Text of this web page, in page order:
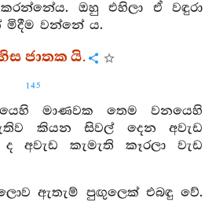
ඔහු එහිලා ඒ වඳුරා
මිදීම වන්නේ ය.
ජාතක යි.
145
මාණවක තෙම වනයෙහි
කියන සිවල් දෙන අවැඩ
අවැඩ කැමැති කෑරලා වැඩ
ඇතැම් පුඟුලෙක් එබඳු වේ.